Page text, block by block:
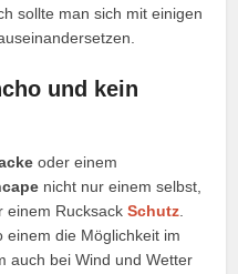
sollte man sich mit einigen
und kein
oder einem
nicht nur einem selbst,
einem Rucksack Schutz.
einem die Möglichkeit im
auch bei Wind und Wetter